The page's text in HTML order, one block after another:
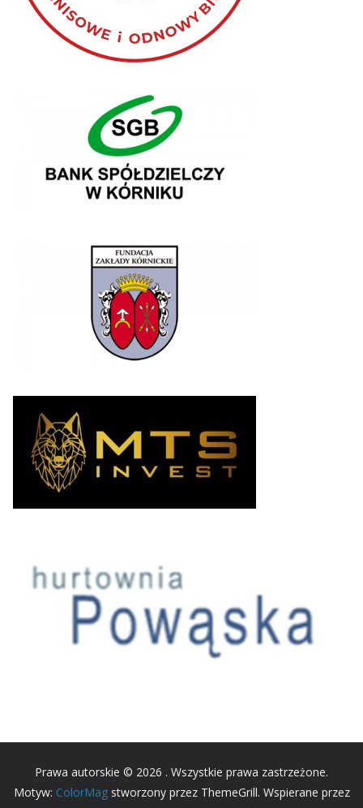
Prawa autorskie © 2026 . Wszystkie prawa zastrzeżone.
Motyw: ColorMagstworzony przez ThemeGrill. Wspierane przez